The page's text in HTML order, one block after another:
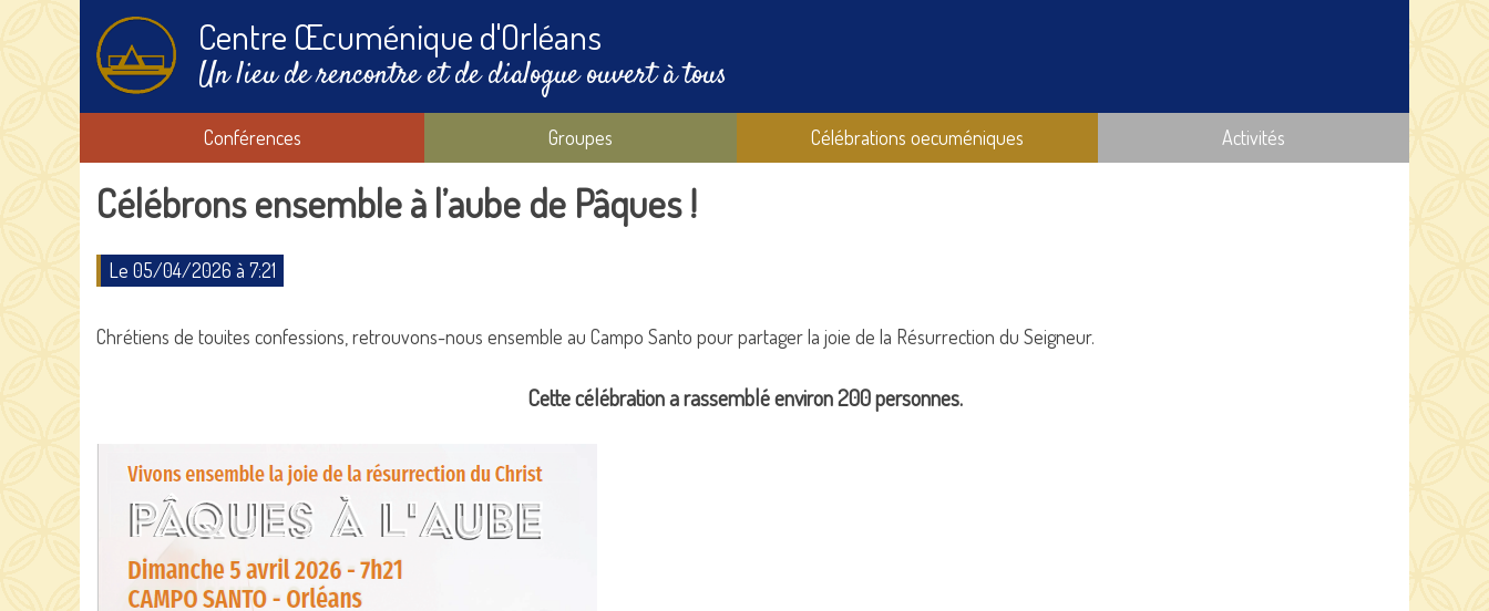
Centre Œcuménique d'Orléans
Un lieu de rencontre et de dialogue ouvert à tous
Conférences Groupes Célébrations oecuméniques Activités
Célébrons ensemble à l’aube de Pâques !
Le 05/04/2026 à 7:21
Chrétiens de touites confessions, retrouvons-nous ensemble au Campo Santo pour partager la joie de la Résurrection du Seigneur.
Cette célébration a rassemblé environ 200 personnes.